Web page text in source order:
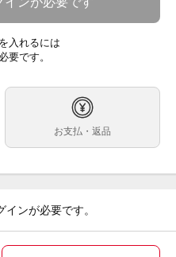
してもメーカー対応となります。
フルサイズ部分積層型「Exmor
センサーを搭載したフルサイズミ
ーズのAIプロセッシングユニット
ンジン内に統合した「BIONZ
現する。
入れるには
要です。
お支払・返品
ンが必要です。